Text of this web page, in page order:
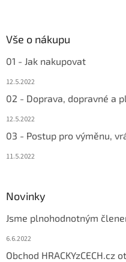
Vše o nákupu
01 - Jak nakupovat
12.5.2022
02 - Doprava, dopravné a
12.5.2022
03 - Postup pro výměnu,
11.5.2022
Novinky
Jsme plnohodnotným
6.6.2022
Obchod HRACKYzCECH.cz